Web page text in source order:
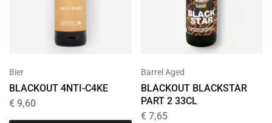
Bier
BLACKOUT 4NTI-C4KE
€ 9,60
Barrel Aged
BLACKOUT BLACKSTAR
PART 2 33CL
€7,65